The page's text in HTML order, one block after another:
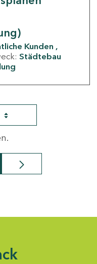
Kunden
Städtebau